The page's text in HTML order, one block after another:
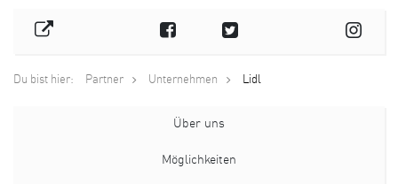
Du bist hier: Partner Unternehmen Lidl
Über uns
Möglichkeiten